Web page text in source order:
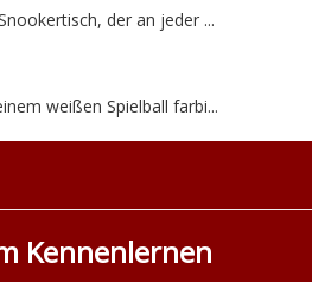
der an jeder ...
weißen Spielball farbi...
Kennenlernen